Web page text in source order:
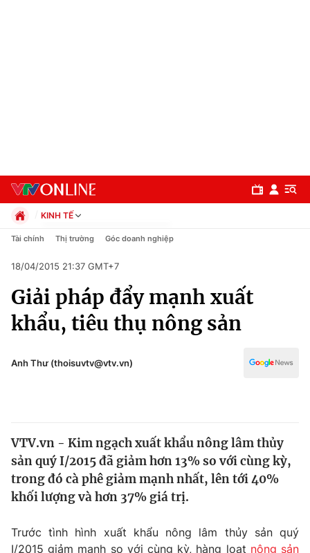
Chuyên mục
Chính trị
Thế giới
Tin tức
Thế giới đó đây
Tài chính
KINH TẾ
Chính trị
Pháp luật
Kinh tế
Thể thao
Truyền hình
Y tế
Tài chính Thị trường Góc doanh nghiệp
18/04/2015 21:37 GMT+7
Giải pháp đẩy mạnh xuất
khẩu, tiêu thụ nông sản
Anh Thư (thoisuvtv@vtv.vn)
VTV.vn - Kim ngạch xuất khẩu nông lâm thủy
sản quý I/2015 đã giảm hơn 13% so với cùng kỳ,
trong đó cà phê giảm mạnh nhất, lên tới 40%
khối lượng và hơn 37% giá trị.
Trước tình hình xuất khẩu nông lâm thủy sản quý
I/2015 giảm mạnh so với cùng kỳ, hàng loạt nông sản